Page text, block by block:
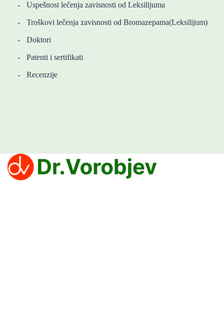
Uspešnost lečenja zavisnosti od Leksilijuma
Troškovi lečenja zavisnosti od Bromazepama(Leksilijum)
Doktori
Patenti i sertifikati
Recenzije